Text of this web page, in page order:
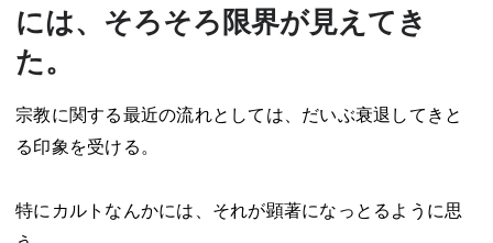
には、そろそろ限界が見えてき
た。
宗教に関する最近の流れとしては、だいぶ衰退してきと
る印象を受ける。
特にカルトなんかには、それが顕著になっとるように思